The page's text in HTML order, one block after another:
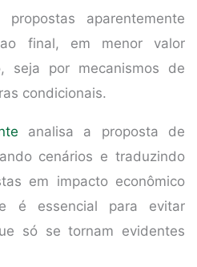
aparentemente
ao final, em menor valor
seja por mecanismos de
condicionais.
analisa a proposta de
cenários e traduzindo
em impacto econômico
é essencial para evitar
só se tornam evidentes